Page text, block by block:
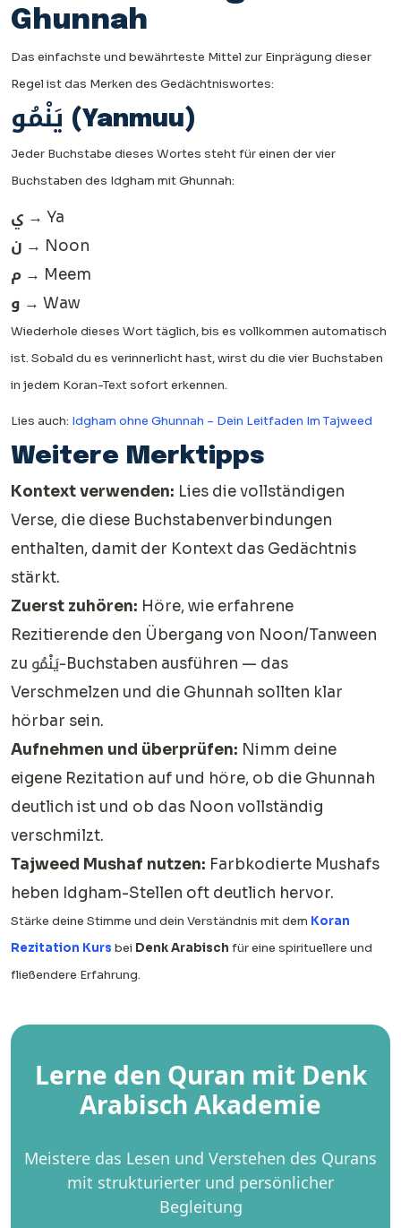
Ghunnah
Das einfachste und bewährteste Mittel zur Einprägung dieser
Regel ist das Merken des Gedächtniswortes:
يَنْمُو (Yanmuu)
Jeder Buchstabe dieses Wortes steht für einen der vier
Buchstaben des Idgham mit Ghunnah:
ي → Ya
ن → Noon
م → Meem
و → Waw
Wiederhole dieses Wort täglich, bis es vollkommen automatisch
ist. Sobald du es verinnerlicht hast, wirst du die vier Buchstaben
in jedem Koran-Text sofort erkennen.
Lies auch: Idgham ohne Ghunnah – Dein Leitfaden Im Tajweed
Weitere Merktipps
Kontext verwenden: Lies die vollständigen
Verse, die diese Buchstabenverbindungen
enthalten, damit der Kontext das Gedächtnis
stärkt.
Zuerst zuhören: Höre, wie erfahrene
Rezitierende den Übergang von Noon/Tanween
zu يَنْمُو-Buchstaben ausführen — das
Verschmelzen und die Ghunnah sollten klar
hörbar sein.
Aufnehmen und überprüfen: Nimm deine
eigene Rezitation auf und höre, ob die Ghunnah
deutlich ist und ob das Noon vollständig
verschmilzt.
Tajweed Mushaf nutzen: Farbkodierte Mushafs
heben Idgham-Stellen oft deutlich hervor.
Stärke deine Stimme und dein Verständnis mit dem Koran
Rezitation Kurs bei Denk Arabisch für eine spirituellere und
fließendere Erfahrung.
Lerne den Quran mit Denk
Arabisch Akademie
Meistere das Lesen und Verstehen des Qurans
mit strukturierter und persönlicher
Begleitung